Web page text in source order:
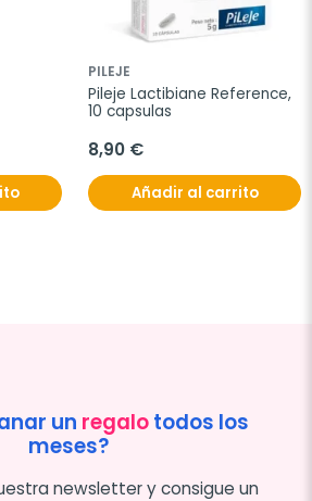
PILEJE
Pileje Lactibiane Reference,
10 capsulas
8,90 €
Añadir al carrito
un regalotodos los
meses?
newsletter y consigue un